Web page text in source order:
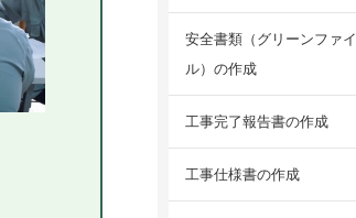
安全書類（グリーンファイ
ル）の作成
工事完了報告書の作成
工事仕様書の作成